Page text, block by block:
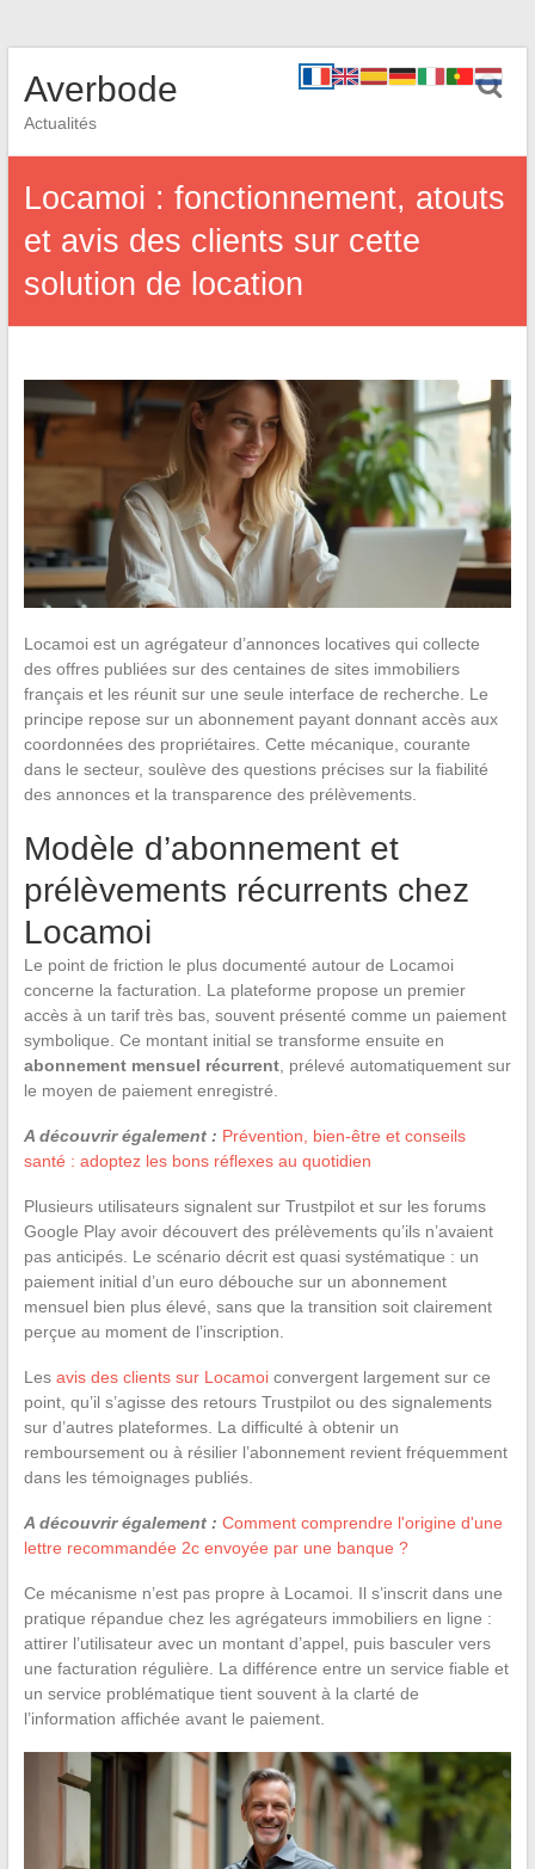
Averbode
Actualités
Locamoi : fonctionnement, atouts
et avis des clients sur cette
solution de location
Locamoi est un agrégateur d’annonces locatives qui collecte
des offres publiées sur des centaines de sites immobiliers
français et les réunit sur une seule interface de recherche. Le
principe repose sur un abonnement payant donnant accès aux
coordonnées des propriétaires. Cette mécanique, courante
dans le secteur, soulève des questions précises sur la fiabilité
des annonces et la transparence des prélèvements.
Modèle d’abonnement et
prélèvements récurrents chez
Locamoi
Le point de friction le plus documenté autour de Locamoi
concerne la facturation. La plateforme propose un premier
accès à un tarif très bas, souvent présenté comme un paiement
symbolique. Ce montant initial se transforme ensuite en
abonnement mensuel récurrent, prélevé automatiquement sur
le moyen de paiement enregistré.
A découvrir également : Prévention, bien-être et conseils
santé : adoptez les bons réflexes au quotidien
Plusieurs utilisateurs signalent sur Trustpilot et sur les forums
Google Play avoir découvert des prélèvements qu’ils n’avaient
pas anticipés. Le scénario décrit est quasi systématique : un
paiement initial d’un euro débouche sur un abonnement
mensuel bien plus élevé, sans que la transition soit clairement
perçue au moment de l’inscription.
Les avis des clients sur Locamoiconvergent largement sur ce
point, qu’il s’agisse des retours Trustpilot ou des signalements
sur d’autres plateformes. La difficulté à obtenir un
remboursement ou à résilier l’abonnement revient fréquemment
dans les témoignages publiés.
A découvrir également : Comment comprendre l'origine d'une
lettre recommandée 2c envoyée par une banque ?
Ce mécanisme n’est pas propre à Locamoi. Il s’inscrit dans une
pratique répandue chez les agrégateurs immobiliers en ligne :
attirer l’utilisateur avec un montant d’appel, puis basculer vers
une facturation régulière. La différence entre un service fiable et
un service problématique tient souvent à la clarté de
l’information affichée avant le paiement.